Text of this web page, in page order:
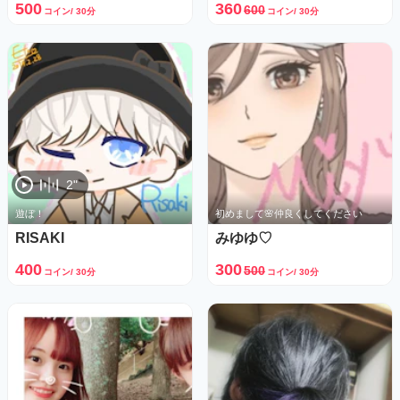
500 コイン/ 30分 360600 コイン/ 30分
遊ぼ！
2"
RISAKI
400 コイン/ 30分
初めまして🌸仲良くしてください
みゆゆ♡
300500 コイン/ 30分